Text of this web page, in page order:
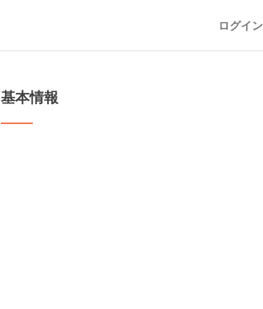
ログイン
基本情報